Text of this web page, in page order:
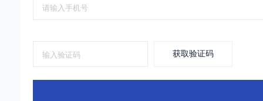
获取验证码